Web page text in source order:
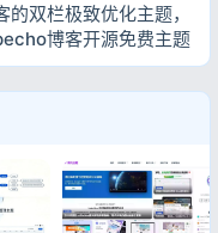
双栏极致优化主题，
博客开源免费主题